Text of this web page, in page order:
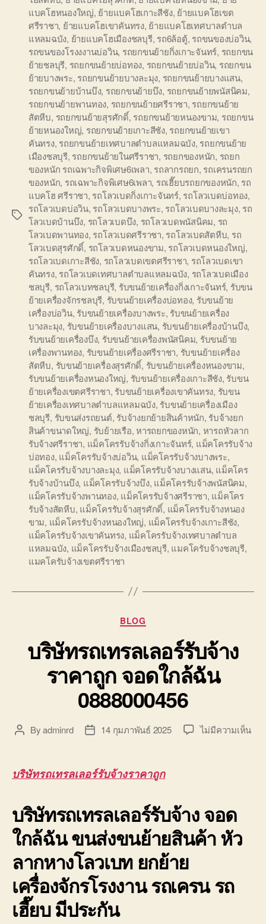
Tags
แบคโฮหนองใหญ่, ย้ายแบคโฮเกาะสีชัง, ย้ายแบคโฮเขต
ศรีราชา, ย้ายแบคโฮเขาคันทรง, ย้ายแบคโฮเทศบาลตำบล
แหลมฉบัง, ย้ายแบคโฮเมืองชลบุรี, รถ6ล้อตู้, รถขนของบ่อวิน,
รถขนของโรงงงานบ่อวิน, รถยกขนย้ายกิ่งเกาะจันทร์, รถยกขน
ย้ายชลบุรี, รถยกขนย้ายบ่อทอง, รถยกขนย้ายบ่อวิน, รถยกขน
ย้ายบางพระ, รถยกขนย้ายบางละมุง, รถยกขนย้ายบางแสน,
รถยกขนย้ายบ้านบึง, รถยกขนย้ายบึง, รถยกขนย้ายพนัสนิคม,
รถยกขนย้ายพานทอง, รถยกขนย้ายศรีราชา, รถยกขนย้าย
สัตหีบ, รถยกขนย้ายสุรศักดิ์, รถยกขนย้ายหนองขาม, รถยกขน
ย้ายหนองใหญ่, รถยกขนย้ายเกาะสีชัง, รถยกขนย้ายเขา
คันทรง, รถยกขนย้ายเทศบาลตำบลแหลมฉบัง, รถยกขนย้าย
เมืองชลบุรี, รถยกขนย้ายในศรีราชา, รถยกของหนัก, รถยก
ของหนัก รถเฉพาะกิจพิเศษ6เพลา, รถลากรถยก, รถเครนรถยก
ของหนัก, รถเฉพาะกิจพิเศษ6เพลา, รถเฮี๊ยบรถยกของหนัก, รถ
แบคโฮ ศรีราชา, รถโลวเบดกิ่งเกาะจันทร์, รถโลวเบดบ่อทอง,
รถโลวเบดบ่อวิน, รถโลวเบดบางพระ, รถโลวเบดบางละมุง, รถ
โลวเบดบ้านบึง, รถโลวเบดบึง, รถโลวเบดพนัสนิคม, รถ
โลวเบดพานทอง, รถโลวเบดศรีราชา, รถโลวเบดสัตหีบ, รถ
โลวเบดสุรศักดิ์, รถโลวเบดหนองขาม, รถโลวเบดหนองใหญ่,
รถโลวเบดเกาะสีชัง, รถโลวเบดเขตศรีราชา, รถโลวเบดเขา
คันทรง, รถโลวเบดเทศบาลตำบลแหลมฉบัง, รถโลวเบดเมือง
ชลบุรี, รถโลวเบทชลบุรี, รับขนย้ายเครื่องกิ่งเกาะจันทร์, รับขน
ย้ายเครื่องจักรชลบุรี, รับขนย้ายเครื่องบ่อทอง, รับขนย้าย
เครื่องบ่อวิน, รับขนย้ายเครื่องบางพระ, รับขนย้ายเครื่อง
บางละมุง, รับขนย้ายเครื่องบางแสน, รับขนย้ายเครื่องบ้านบึง,
รับขนย้ายเครื่องบึง, รับขนย้ายเครื่องพนัสนิคม, รับขนย้าย
เครื่องพานทอง, รับขนย้ายเครื่องศรีราชา, รับขนย้ายเครื่อง
สัตหีบ, รับขนย้ายเครื่องสุรศักดิ์, รับขนย้ายเครื่องหนองขาม,
รับขนย้ายเครื่องหนองใหญ่, รับขนย้ายเครื่องเกาะสีชัง, รับขน
ย้ายเครื่องเขตศรีราชา, รับขนย้ายเครื่องเขาคันทรง, รับขน
ย้ายเครื่องเทศบาลตำบลแหลมฉบัง, รับขนย้ายเครื่องเมือง
ชลบุรี, รับขนส่งรถยนต์, รับจ้างยกย้ายสินค้าหนัก, รับจ้างยก
สินค้าขนาดใหญ่, รับย้ายเรือ,หารถยกของหนัก, หารถหัวลาก
รับจ้างศรีราชา, แม็คโครรับจ้างกิ่งเกาะจันทร์, แม็คโครรับจ้าง
บ่อทอง, แม็คโครรับจ้างบ่อวิน, แม็คโครรับจ้างบางพระ,
แม็คโครรับจ้างบางละมุง, แม็คโครรับจ้างบางแสน, แม็คโคร
รับจ้างบ้านบึง, แม็คโครรับจ้างบึง, แม็คโครรับจ้างพนัสนิคม,
แม็คโครรับจ้างพานทอง, แม็คโครรับจ้างศรีราชา, แม็คโคร
รับจ้างสัตหีบ, แม็คโครรับจ้างสุรศักดิ์, แม็คโครรับจ้างหนอง
ขาม, แม็คโครรับจ้างหนองใหญ่, แม็คโครรับจ้างเกาะสีชัง,
แม็คโครรับจ้างเขาคันทรง, แม็คโครรับจ้างเทศบาลตำบล
แหลมฉบัง, แม็คโครรับจ้างเมืองชลบุรี, แมคโครับจ้างชลบุรี,
แมคโครับจ้างเขตศรีราชา
Categories
BLOG
บริษัทรถเทรลเลอร์รับจ้าง
ราคาถูก จอดใกล้ฉัน
0888000456
PostByadminrd
Post14 กุมภาพันธ์ 2025 ไม่มีความเห็นบน
บริษัทรถเทรลเลอร์รับจ้างราคาถูก
บริษัทรถเทรลเลอร์รับจ้าง จอด
ใกล้ฉัน ขนส่งขนย้ายสินค้า หัว
ลากหางโลวเบท ยกย้าย
เครื่องจักรโรงงาน รถเครน รถ
เฮี๊ยบ มีประกัน